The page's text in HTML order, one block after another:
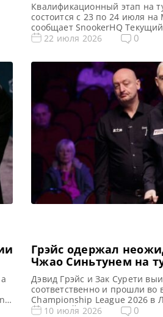
Квалификационный этап на
состоится с 23 по 24 июля
сообщает SnookerHQ
набирает обороты. И на этой
что в Лестере никогда не
22 июля 2026 0
Грэйс одержал
Чжао Синьтунем на
League 2026
Дэвид Грэйс и Зак Сурети
соответственно и прошли во
Championship League 2026 в
Грэйс из Йоркшира
10 июля 2026 0